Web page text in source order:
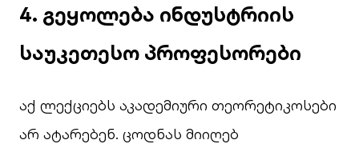
4. გეყოლება ინდუსტრიის
საუკეთესო პროფესორები
აქ ლექციებს აკადემიური თეორეტიკოსები
არ ატარებენ. ცოდნას მიიღებ